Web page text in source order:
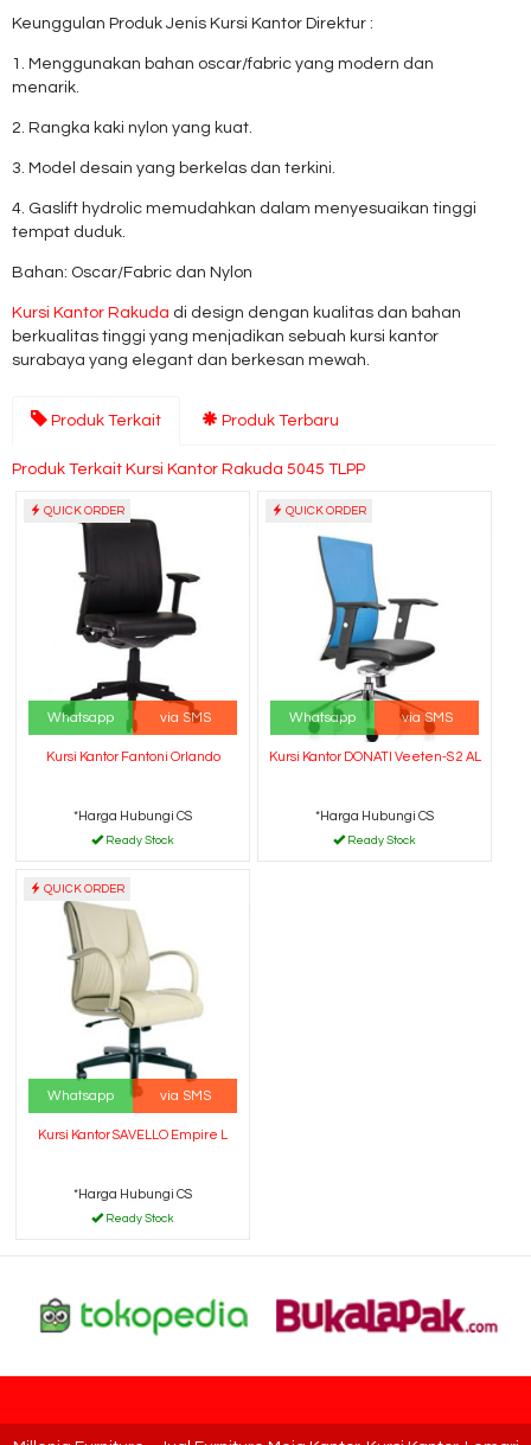
Keunggulan Produk Jenis Kursi Kantor Direktur :
1. Menggunakan bahan oscar/fabric yang modern dan
menarik.
2. Rangka kaki nylon yang kuat.
3. Model desain yang berkelas dan terkini.
4. Gaslift hydrolic memudahkan dalam menyesuaikan tinggi
tempat duduk.
Bahan: Oscar/Fabric dan Nylon
Kursi Kantor Rakuda di design dengan kualitas dan bahan
berkualitas tinggi yang menjadikan sebuah kursi kantor
surabaya yang elegant dan berkesan mewah.
Produk Terkait Produk Terbaru
Produk Terkait Kursi Kantor Rakuda 5045 TLPP
QUICK ORDER
Whatsapp via SMS
Kursi Kantor Fantoni Orlando
*Harga Hubungi CS
Ready Stock
QUICK ORDER
Whatsapp via SMS
Kursi Kantor DONATI Veeten-S 2 AL
*Harga Hubungi CS
Ready Stock
QUICK ORDER
Whatsapp via SMS
Kursi Kantor SAVELLO Empire L
*Harga Hubungi CS
Ready Stock